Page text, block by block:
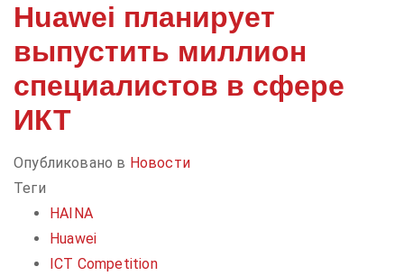
Huawei планирует
выпустить миллион
специалистов в сфере
ИКТ
Опубликовано в Новости
Теги
HAINA
Huawei
ICT Competition